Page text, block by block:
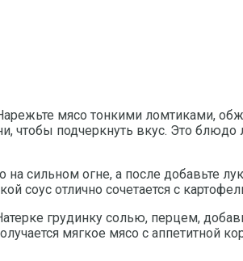
мясо тонкими ломтиками,
подчеркнуть вкус. Это блюдо
сильном огне, а после добавьте
соус отлично сочетается с
грудинку солью, перцем,
мягкое мясо с аппетитной